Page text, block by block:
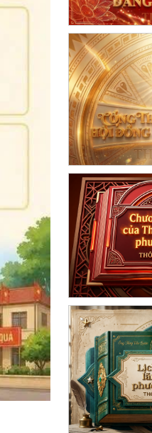
thứ 35
Sôi nổi ngày hội
trái tim hồng"
Kế hoạch Giám
bàn phường
Quyết định Về
sử dụng nguồn
Quyết định Về
của Ban Quản
thành phố...
UBND phường
(lần 1).
Kế hoạch tổ
biến triển khai
của...
Công tác tháng
phường Thạch
Đồng chí Đặng
uỷ, Phó Trưởng
Thành uỷ dự...